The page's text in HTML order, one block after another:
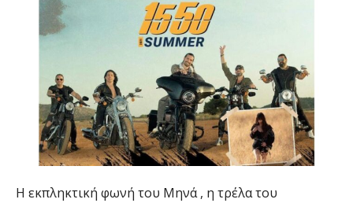
Η εκπληκτική φωνή του Μηνά , η τρέλα του